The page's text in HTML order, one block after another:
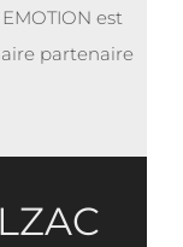
est
partenaire